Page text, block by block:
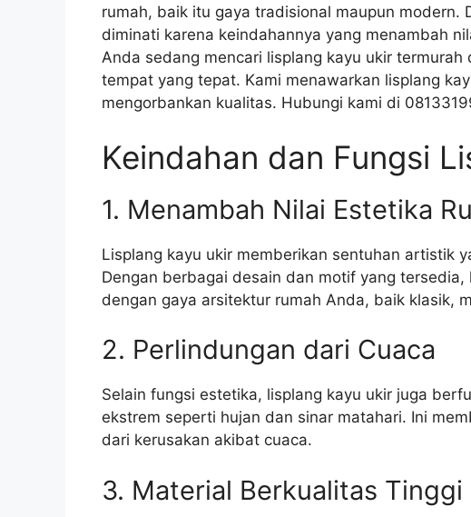
rumah, baik itu gaya tradisional maupun modern.
diminati karena keindahannya yang menambah
Anda sedang mencari lisplang kayu ukir
tempat yang tepat. Kami menawarkan lisplang
mengorbankan kualitas. Hubungi kami di
Keindahan dan Fungsi
1. Menambah Nilai Estetika
Lisplang kayu ukir memberikan sentuhan artistik
Dengan berbagai desain dan motif yang
dengan gaya arsitektur rumah Anda, baik klasik,
2. Perlindungan dari Cuaca
Selain fungsi estetika, lisplang kayu ukir juga
ekstrem seperti hujan dan sinar matahari. Ini
dari kerusakan akibat cuaca.
3. Material Berkualitas Tinggi